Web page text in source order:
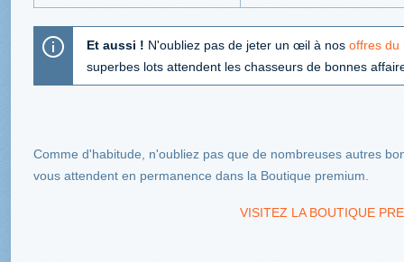
Et aussi ! N'oubliez pas de jeter un œil à nos offres du
superbes lots attendent les chasseurs de bonnes
Comme d'habitude, n'oubliez pas que de nombreuses autres
vous attendent en permanence dans la Boutique premium.
VISITEZ LA BOUTIQUE